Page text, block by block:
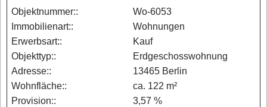
Objektnummer::
Wo-6053
Immobilienart::
Wohnungen
Erwerbsart::
Kauf
Objekttyp::
Erdgeschosswohnung
Adresse::
13465 Berlin
Wohnfläche::
ca. 122 m²
Provision::
3,57 %